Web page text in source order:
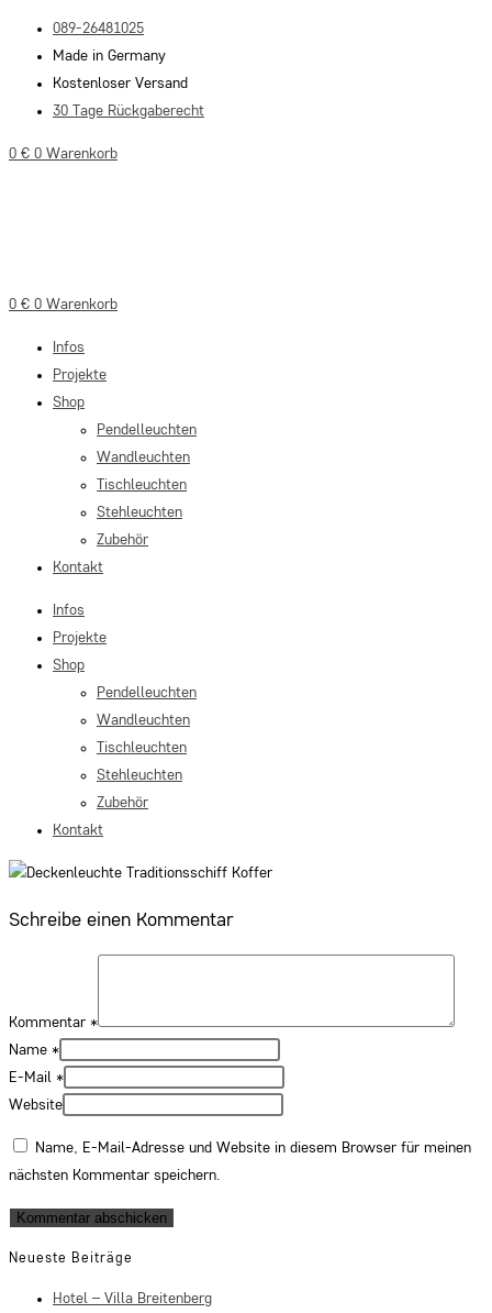
Inhalt
springen
089-26481025
Made in Germany
Kostenloser Versand
30 Tage Rückgaberecht
0 € 0 Warenkorb
0 € 0 Warenkorb
Infos
Projekte
Shop
Pendelleuchten
Wandleuchten
Tischleuchten
Stehleuchten
Zubehör
Kontakt
Infos
Projekte
Shop
Pendelleuchten
Wandleuchten
Tischleuchten
Stehleuchten
Zubehör
Kontakt
Schreibe einen Kommentar
Kommentar *
Name *
E-Mail *
Website
Name, E-Mail-Adresse und Website in diesem Browser für meinen
nächsten Kommentar speichern.
Neueste Beiträge
Hotel – Villa Breitenberg